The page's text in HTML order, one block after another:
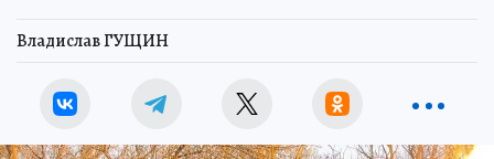
Владислав ГУЩИН